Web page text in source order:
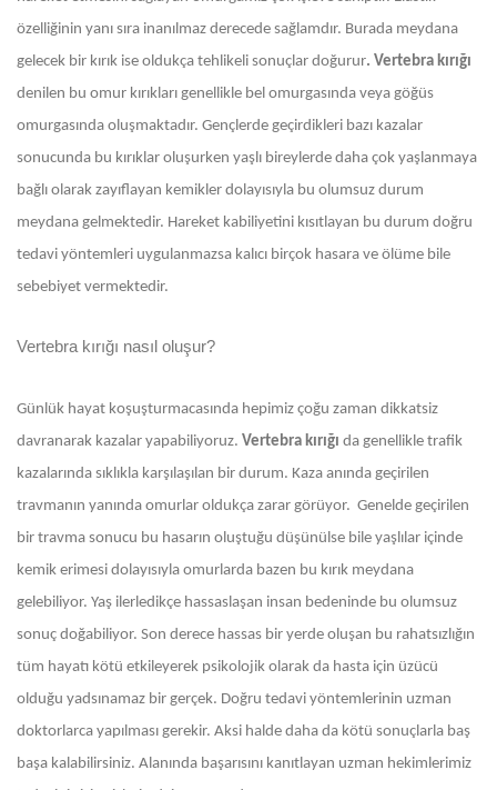
özelliğinin yanı sıra inanılmaz derecede sağlamdır. Burada meydana
gelecek bir kırık ise oldukça tehlikeli sonuçlar doğurur. Vertebra kırığı
denilen bu omur kırıkları genellikle bel omurgasında veya göğüs
omurgasında oluşmaktadır. Gençlerde geçirdikleri bazı kazalar
sonucunda bu kırıklar oluşurken yaşlı bireylerde daha çok yaşlanmaya
bağlı olarak zayıflayan kemikler dolayısıyla bu olumsuz durum
meydana gelmektedir. Hareket kabiliyetini kısıtlayan bu durum doğru
tedavi yöntemleri uygulanmazsa kalıcı birçok hasara ve ölüme bile
sebebiyet vermektedir.
Vertebra kırığı nasıl oluşur?
Günlük hayat koşuşturmacasında hepimiz çoğu zaman dikkatsiz
davranarak kazalar yapabiliyoruz. Vertebra kırığı da genellikle trafik
kazalarında sıklıkla karşılaşılan bir durum. Kaza anında geçirilen
travmanın yanında omurlar oldukça zarar görüyor. Genelde geçirilen
bir travma sonucu bu hasarın oluştuğu düşünülse bile yaşlılar içinde
kemik erimesi dolayısıyla omurlarda bazen bu kırık meydana
gelebiliyor. Yaş ilerledikçe hassaslaşan insan bedeninde bu olumsuz
sonuç doğabiliyor. Son derece hassas bir yerde oluşan bu rahatsızlığın
tüm hayatı kötü etkileyerek psikolojik olarak da hasta için üzücü
olduğu yadsınamaz bir gerçek. Doğru tedavi yöntemlerinin uzman
doktorlarca yapılması gerekir. Aksi halde daha da kötü sonuçlarla baş
başa kalabilirsiniz. Alanında başarısını kanıtlayan uzman hekimlerimiz